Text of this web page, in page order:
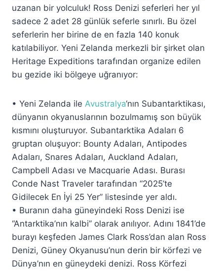
uzanan bir yolculuk! Ross Denizi seferleri her yıl
sadece 2 adet 28 günlük seferle sınırlı. Bu özel
seferlerin her birine de en fazla 140 konuk
katılabiliyor. Yeni Zelanda merkezli bir şirket olan
Heritage Expeditions tarafından organize edilen
bu gezide iki bölgeye uğranıyor:
• Yeni Zelanda ile Avustralya‘nın Subantarktikası,
dünyanın okyanuslarının bozulmamış son büyük
kısmını oluşturuyor. Subantarktika Adaları 6
gruptan oluşuyor: Bounty Adaları, Antipodes
Adaları, Snares Adaları, Auckland Adaları,
Campbell Adası ve Macquarie Adası. Burası
Conde Nast Traveler tarafından “2025’te
Gidilecek En İyi 25 Yer” listesinde yer aldı.
• Buranın daha güneyindeki Ross Denizi ise
“Antarktika’nın kalbi” olarak anılıyor. Adını 1841’de
burayı keşfeden James Clark Ross’dan alan Ross
Denizi, Güney Okyanusu’nun derin bir körfezi ve
Dünya’nın en güneydeki denizi. Ross Körfezi